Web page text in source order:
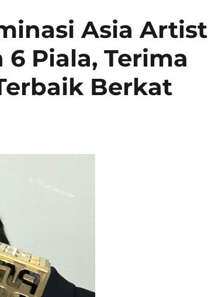
Asia Artist
Piala, Terima
Berkat